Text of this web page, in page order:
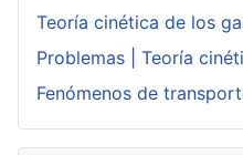
Teoría cinética de los
Problemas | Teoría
Fenómenos de